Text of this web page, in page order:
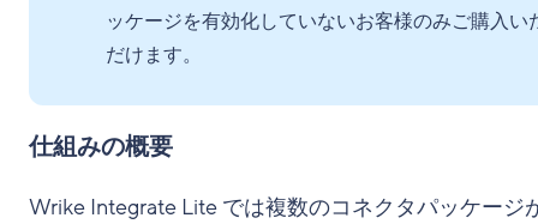
ッケージを有効化していないお客様のみご購入い
だけます。
仕組みの概要
Wrike Integrate Lite では複数のコネクタパッケージ